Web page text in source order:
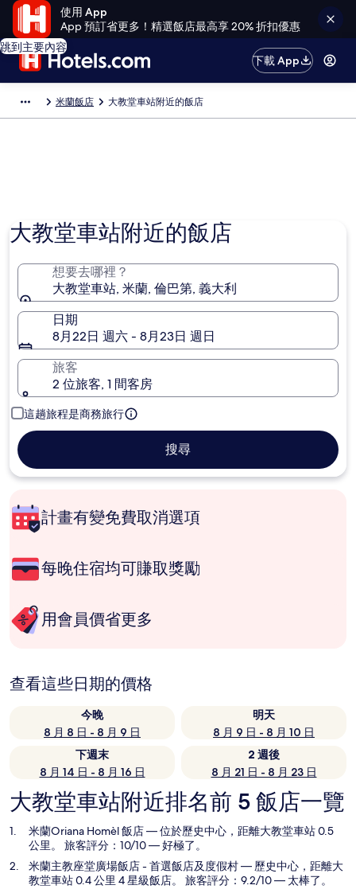
使用 App
App 預訂省更多！精選飯店最高享 20% 折扣優惠
跳到主要內容
下載 App
米蘭飯店 大教堂車站附近的飯店
大教堂車站附近的飯店
想要去哪裡？
大教堂車站, 米蘭, 倫巴第, 義大利
日期
8月22日 週六 - 8月23日 週日
旅客
2 位旅客, 1 間客房
這趟旅程是商務旅行
搜尋
計畫有變免費取消選項
每晚住宿均可賺取獎勵
用會員價省更多
查看這些日期的價格
今晚
8 月 8 日 - 8 月 9 日
明天
8 月 9 日 - 8 月 10 日
下週末
8 月 14 日 - 8 月 16 日
2 週後
8 月 21 日 - 8 月 23 日
大教堂車站附近排名前 5 飯店一覽
米蘭Oriana Homèl 飯店— 位於歷史中心，距離大教堂車站 0.5
公里。 旅客評分：10/10 — 好極了。
米蘭主教座堂廣場飯店 - 首選飯店及度假村— 歷史中心，距離大
教堂車站 0.4 公里 4 星級飯店。 旅客評分：9.2/10 — 太棒了。